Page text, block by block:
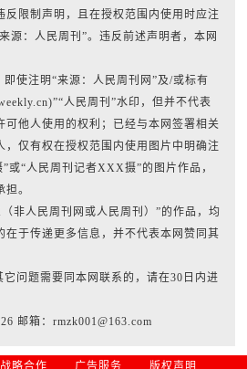
反限制声明，且在授权范围内使用时应注
源：人民周刊”。违反前述声明者，本网
使注明“来源：人民周刊网”及/或标有
人民周刊”水印，但并不代表
可他人使用的权利；已经与本网签署相关
，仅有权在授权范围内使用图片中明确注
或“人民周刊记者XXX摄”的图片作品，
。
非人民周刊网或人民周刊）”的作品，均
在于传递更多信息，并不代表本网赞同其
问题需要同本网联系的，请在30日内进
邮箱：rmzk001@163.com
战略合作 广告服务 版权声明